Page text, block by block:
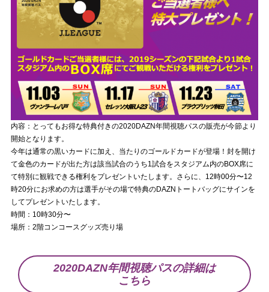
内容：とってもお得な特典付きの2020DAZN年間視聴パスの販売が今節より
開始となります。
今年は通常の黒いカードに加え、当たりのゴールドカードが登場！封を開け
て金色のカードが出た方は該当試合のうち1試合をスタジアム内のBOX席に
て特別に観戦できる権利をプレゼントいたします。さらに、12時00分〜12
時20分にお求めの方は選手がその場で特典のDAZNトートバッグにサインを
してプレゼントいたします。
時間：10時30分〜
場所：2階コンコースグッズ売り場
2020DAZN年間視聴パスの詳細は
こちら